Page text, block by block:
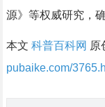
源》等权威研究，
本文 科普百科网 原
pubaike.com/